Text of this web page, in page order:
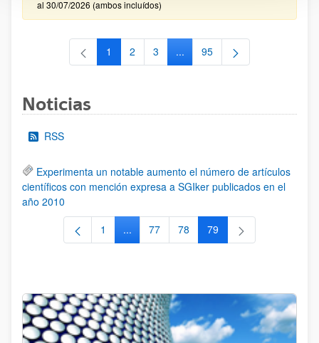
al 30/07/2026 (ambos incluídos)
Página
1 Página
2 Página
3 ...Páginas intermedias Use TAB
Página
95
Noticias
RSS
Experimenta un notable aumento el número de artículos
científicos con mención expresa a SGIker publicados en el
año 2010
Página
1 ...Páginas intermedias Use TAB para
Página
77 Página
78 Página
79